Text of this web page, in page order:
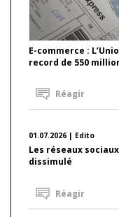
E-commerce :
record de 550
Réagir
01.07.2026 | Edito
Les réseaux
dissimulé
Réagir